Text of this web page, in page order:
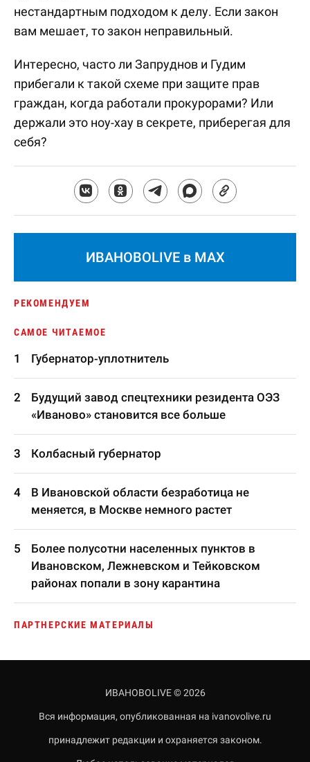
нестандартным подходом к делу. Если закон
вам мешает, то закон неправильный.
Интересно, часто ли Запруднов и Гудим
прибегали к такой схеме при защите прав
граждан, когда работали прокурорами? Или
держали это ноу-хау в секрете, приберегая для
себя?
ИВАНОВОLIVE в MAX
РЕКОМЕНДУЕМ
САМОЕ ЧИТАЕМОЕ
Губернатор-уплотнитель
Будущий завод спецтехники резидента ОЭЗ
«Иваново» становится все больше
Колбасный губернатор
В Ивановской области безработица не
меняется, в Москве немного растет
Более полусотни населенных пунктов в
Ивановском, Лежневском и Тейковском
районах попали в зону карантина
ПАРТНЕРСКИЕ МАТЕРИАЛЫ
ИВАНОВОLIVE © 2026
Вся информация, опубликованная на ivanovolive.ru
принадлежит редакции и охраняется законом.